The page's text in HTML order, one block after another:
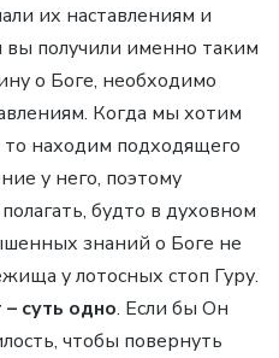
их наставлениям и
вы получили именно таким
о Боге, необходимо
Когда мы хотим
то находим подходящего
у него, поэтому
будто в духовном
знаний о Боге не
у лотосных стоп Гуру.
суть одно. Если бы Он
чтобы повернуть